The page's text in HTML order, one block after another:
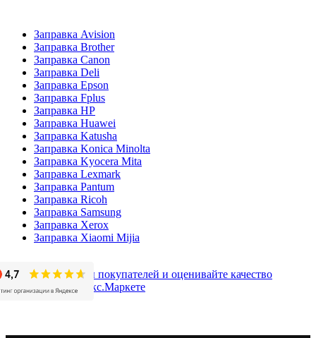
Заправка Avision
Заправка Brother
Заправка Canon
Заправка Deli
Заправка Epson
Заправка Fplus
Заправка HP
Заправка Huawei
Заправка Katusha
Заправка Konica Minolta
Заправка Kyocera Mita
Заправка Lexmark
Заправка Pantum
Заправка Ricoh
Заправка Samsung
Заправка Xerox
Заправка Xiaomi Mijia